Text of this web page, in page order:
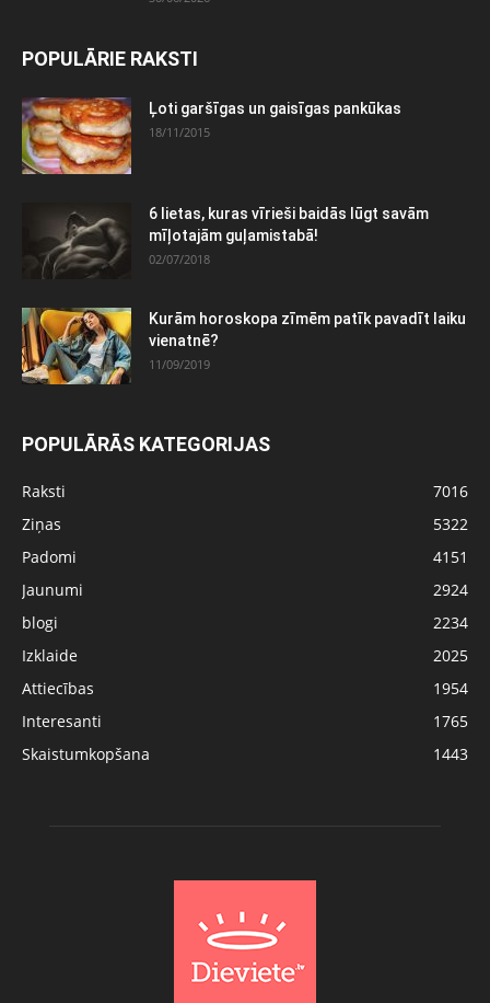
POPULĀRIE RAKSTI
Ļoti garšīgas un gaisīgas pankūkas
18/11/2015
6 lietas, kuras vīrieši baidās lūgt savām
mīļotajām guļamistabā!
02/07/2018
Kurām horoskopa zīmēm patīk pavadīt laiku
vienatnē?
11/09/2019
POPULĀRĀS KATEGORIJAS
Raksti
7016
Ziņas
5322
Padomi
4151
Jaunumi
2924
blogi
2234
Izklaide
2025
Attiecības
1954
Interesanti
1765
Skaistumkopšana
1443